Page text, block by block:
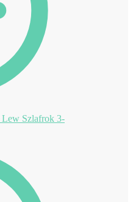
Lew Szlafrok 3-